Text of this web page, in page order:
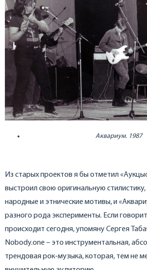
Аквариум. 1987
Из старых проектов я бы отметил
выстроил свою оригинальную стилистику,
народные и этнические мотивы, и
разного рода эксперименты. Если
происходит сегодня, упомяну Сергея
Nobody.one – это инструментальная,
трендовая рок-музыка, которая, тем не